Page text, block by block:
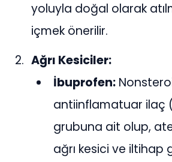
yoluyla doğal olarak
içmek önerilir.
Ağrı Kesiciler:
İbuprofen:
antiinflamatuar ilaç
grubuna ait olup,
ağrı kesici ve iltihap